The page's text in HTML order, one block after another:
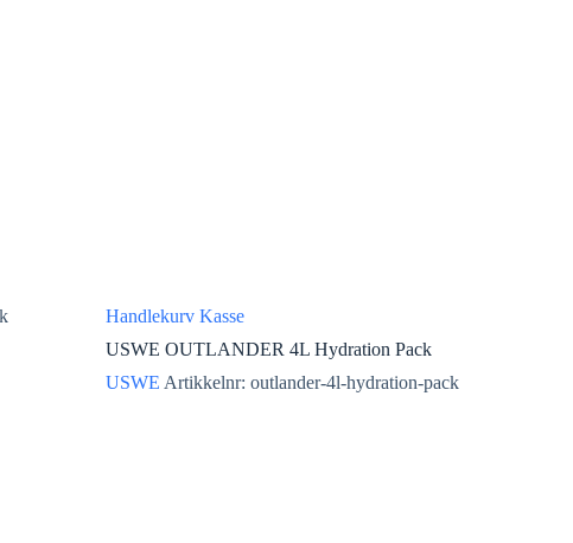
Handlekurv Kasse
USWE OUTLANDER 4L Hydration Pack
USWE Artikkelnr: outlander-4l-hydration-pack